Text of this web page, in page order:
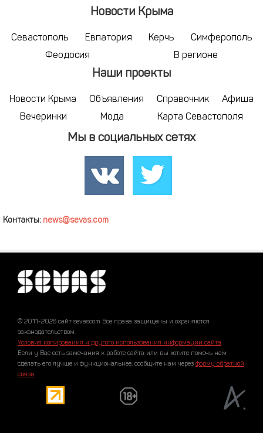
Новости Крыма
Севастополь Евпатория Керчь
Симферополь
Феодосия
В регионе
Наши проекты
Новости Крыма Объявления Справочник
Афиша
Вечеринки
Мода Карта Севастополя
Мы в социальных сетях
Контакты: news@sevas.com
© 2011-2026 сайт sevascom Все права защищены и охраняются
законодательством.
Условия копирования и другого использования информации сайта.
Если у Вас есть замечания к работе сайта или вы хотите помочь нам
сделать его лучше и функциональнее, сообщите нам через форму обратной
связи